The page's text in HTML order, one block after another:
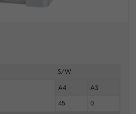
S/W
A4 A3
45 0